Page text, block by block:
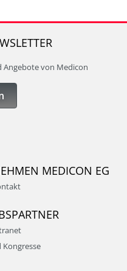
Angebote von Medicon
MEDICON EG
Kongresse